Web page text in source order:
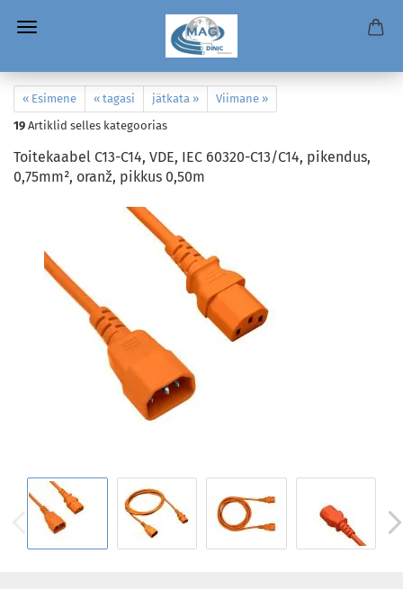
« Esimene « tagasi jätkata »
Viimane »
19 Artiklid selles kategoorias
Toitekaabel C13-C14, VDE, IEC 60320-C13/C14, pikendus,
0,75mm², oranž, pikkus 0,50m